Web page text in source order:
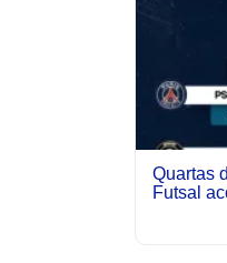
Quartas
Futsal